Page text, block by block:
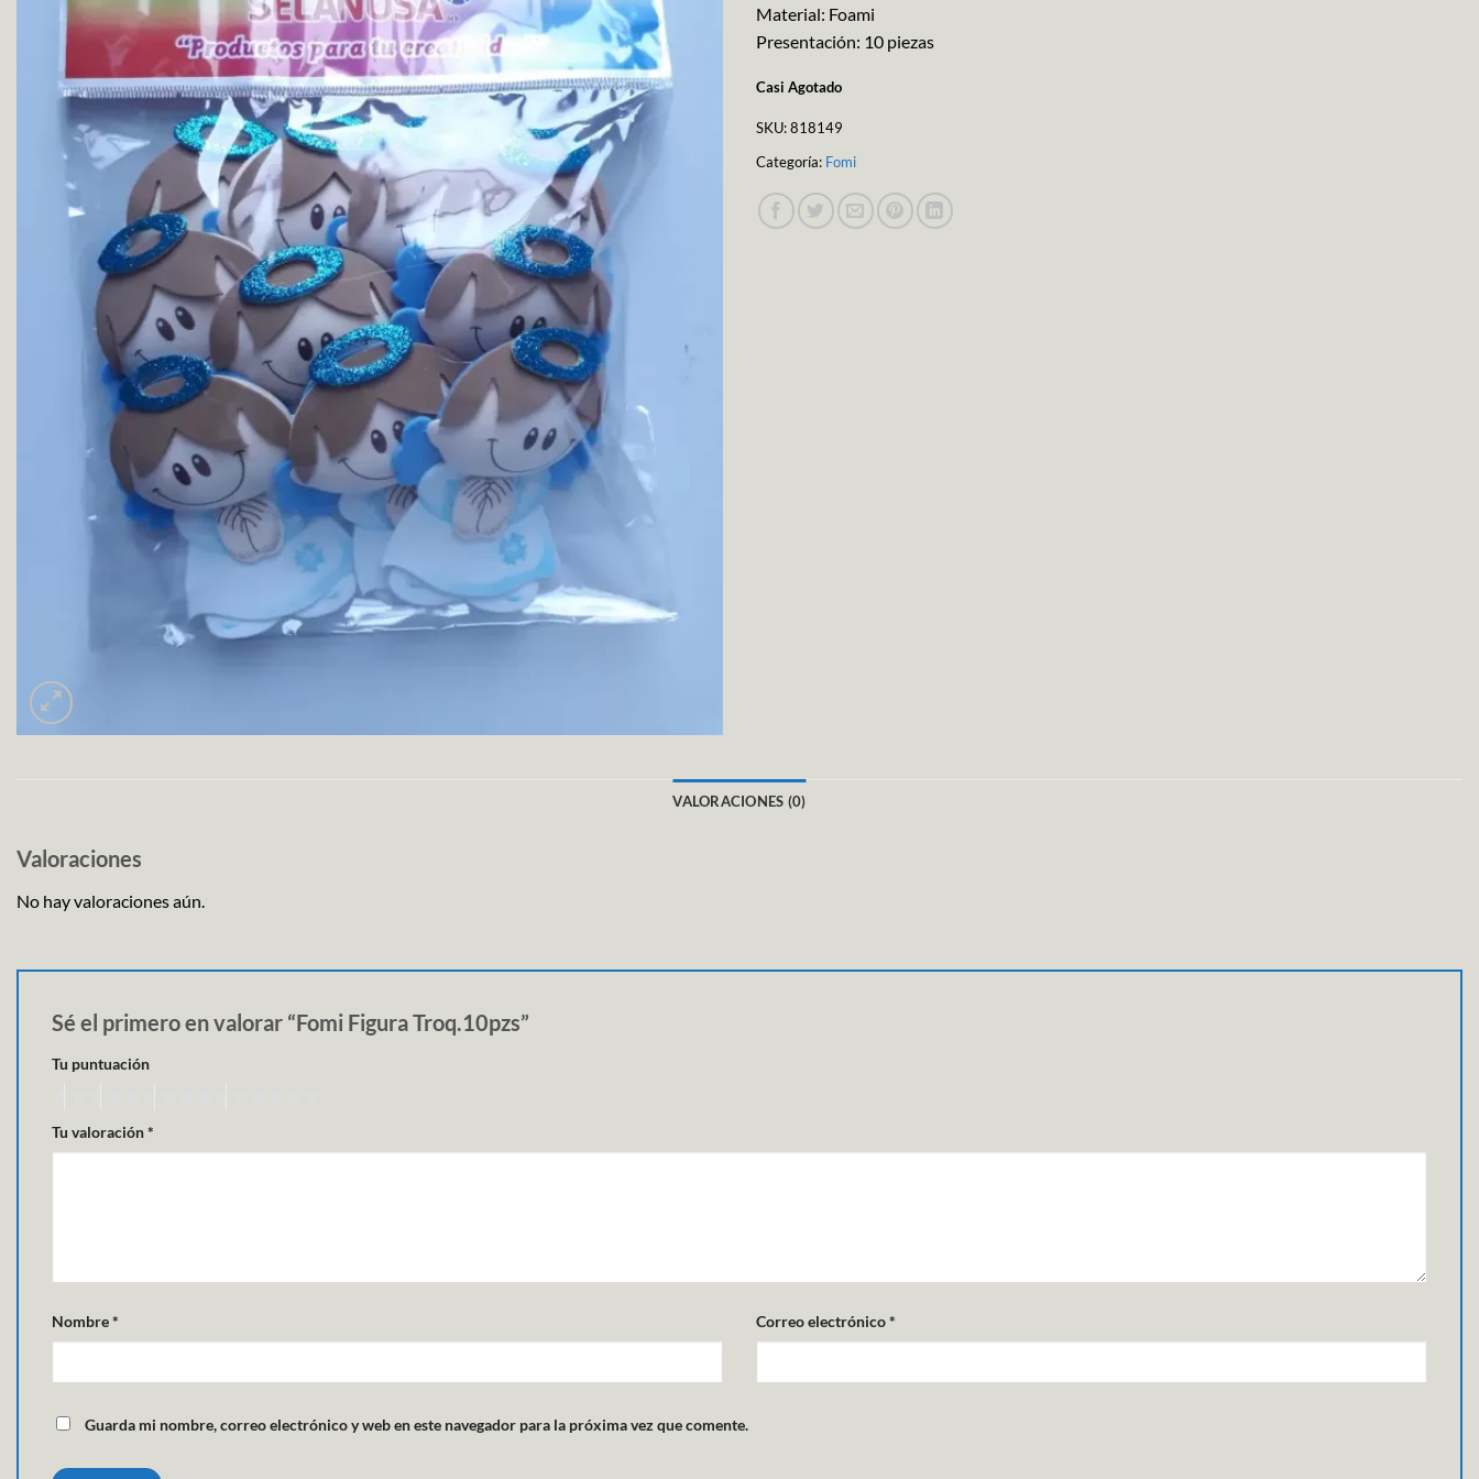
Material: Foami
Presentación: 10 piezas
Casi Agotado
SKU:818149
Categoría: Fomi
VALORACIONES (0)
Valoraciones
No hay valoraciones aún.
Sé el primero en valorar “Fomi Figura Troq.10pzs”
Tu puntuación
Tu valoración*
Nombre* Correo electrónico*
Guarda mi nombre, correo electrónico y web en este navegador para la próxima vez que comente.